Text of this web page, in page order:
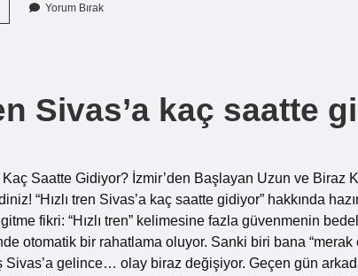
Yorum Bırak
Sivas’a kaç saatte
Kaç Saatte Gidiyor? İzmir’den Başlayan Uzun ve
“Hızlı tren Sivas’a kaç saatte gidiyor” hakkında
gitme fikri: “Hızlı tren” kelimesine fazla güvenmenin
otomatik bir rahatlama oluyor. Sanki biri bana “merak
gelince… olay biraz değişiyor. Geçen gün